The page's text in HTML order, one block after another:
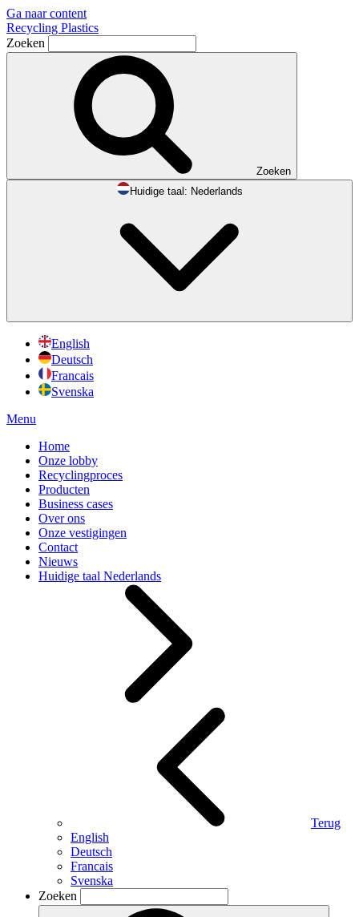
Ga naar content
Recycling Plastics
Zoeken
Zoeken
Huidige taal:
English
Deutsch
Francais
Svenska
Menu
Home
Onze lobby
Recyclingproces
Producten
Business cases
Over ons
Onze vestigingen
Contact
Nieuws
Huidige taal Nederlands
Terug
English
Deutsch
Francais
Svenska
Zoeken